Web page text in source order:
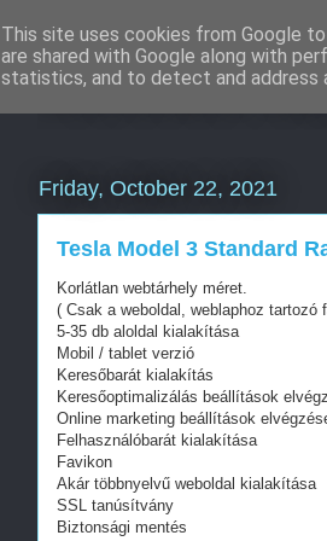
Mercedes
Friday, October 22, 2021
Tesla Model 3 Standard
Korlátlan webtárhely méret.
( Csak a weboldal, weblaphoz tartozó
5-35 db aloldal kialakítása
Mobil / tablet verzió
Keresőbarát kialakítás
Keresőoptimalizálás beállítások
Online marketing beállítások
Felhasználóbarát kialakítása
Favikon
Akár többnyelvű weboldal kialakítása
SSL tanúsítvány
Biztonsági mentés
This site uses cookies from Google
are shared with Google along with
statistics, and to detect and address